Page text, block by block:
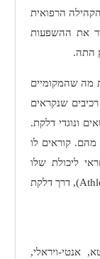
גם הקהילה הרפואית
את ההשפעות
התה.
מה שהמקומיים
שנקראים
ונוגדי דלקת.
קוראים לו
ליכולת שלו
), דרך דלקת
אנטי-ויראלי,